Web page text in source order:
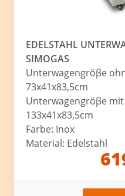
EDELSTAHL
SIMOGAS
Unterwagengröβe
73x41x83,5cm
Unterwagengröβe
133x41x83,5cm
Farbe: Inox
Material: Edelstahl